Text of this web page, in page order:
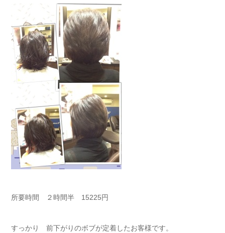
所要時間 ２時間半 15225円
すっかり 前下がりのボブが定着したお客様です。